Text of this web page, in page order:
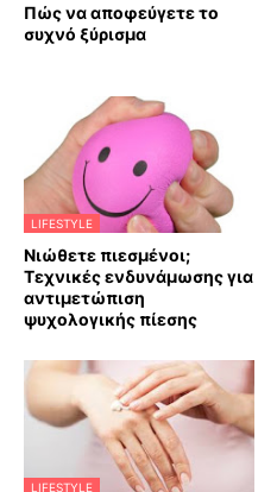
Πώς να αποφεύγετε το
συχνό ξύρισμα
LIFESTYLE
Νιώθετε πιεσμένοι;
Τεχνικές ενδυνάμωσης για
αντιμετώπιση
ψυχολογικής πίεσης
LIFESTYLE